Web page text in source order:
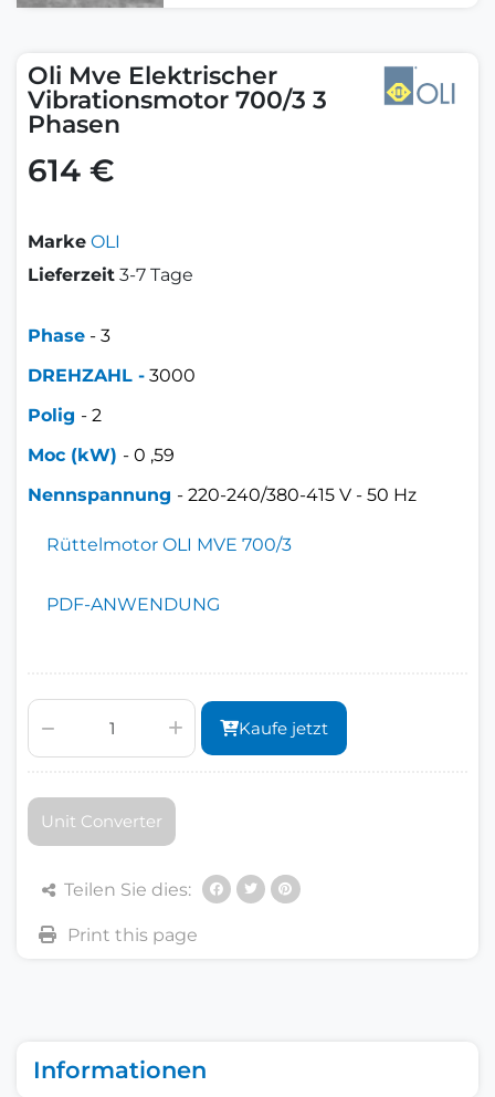
Oli Mve Elektrischer
Vibrationsmotor 700/3 3
Phasen
614 €
Marke OLI
Lieferzeit 3-7 Tage
Phase - 3
DREHZAHL - 3000
Polig - 2
Moc (kW) - 0 ,59
Nennspannung - 220-240/380-415 V - 50 Hz
Rüttelmotor OLI MVE 700/3
PDF-ANWENDUNG
Kaufe jetzt
Unit Converter
Teilen Sie dies:
Informationen